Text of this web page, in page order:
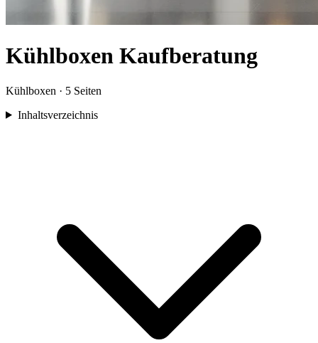
Kühlboxen Kaufberatung
Kühlboxen · 5 Seiten
Inhaltsverzeichnis